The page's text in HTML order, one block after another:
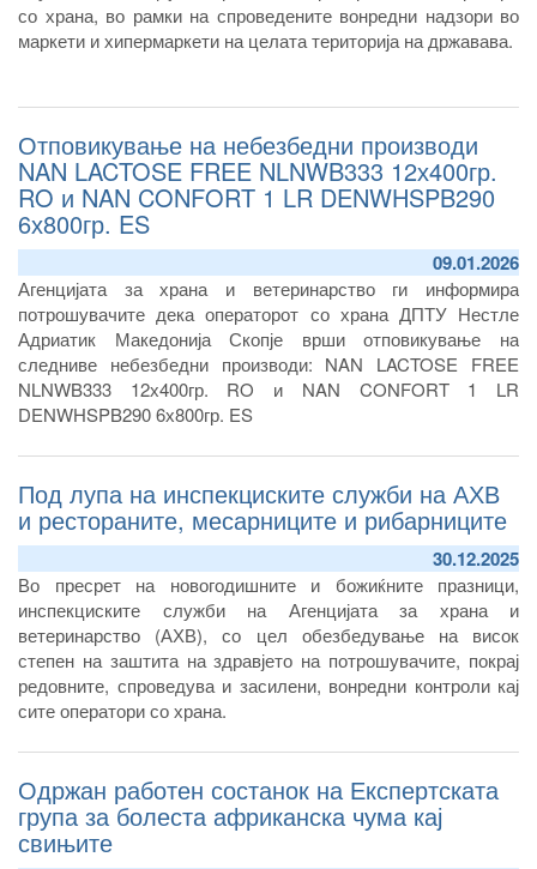
со храна, во рамки на спроведените вонредни надзори во
маркети и хипермаркети на целата територија на државава.
Отповикување на небезбедни производи
NAN LACTOSE FREE NLNWB333 12х400гр.
RO и NAN CONFORT 1 LR DENWHSPB290
6х800гр. ES
09.01.2026
Агенцијата за храна и ветеринарство ги информира
потрошувачите дека операторот со храна ДПТУ Нестле
Адриатик Македонија Скопје врши отповикување на
следниве небезбедни производи: NAN LACTOSE FREE
NLNWB333 12х400гр. RO и NAN CONFORT 1 LR
DENWHSPB290 6х800гр. ES
Под лупа на инспекциските служби на АХВ
и рестораните, месарниците и рибарниците
30.12.2025
Во пресрет на новогодишните и божиќните празници,
инспекциските служби на Агенцијата за храна и
ветеринарство (АХВ), со цел обезбедување на висок
степен на заштита на здравјето на потрошувачите, покрај
редовните, спроведува и засилени, вонредни контроли кај
сите оператори со храна.
Одржан работен состанок на Експертската
група за болеста африканска чума кај
свињите